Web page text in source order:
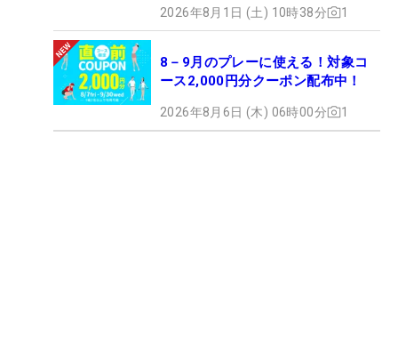
2026年8月1日 (土) 10時38分 1
8－9月のプレーに使える！対象コ
ース2,000円分クーポン配布中！
2026年8月6日 (木) 06時00分 1